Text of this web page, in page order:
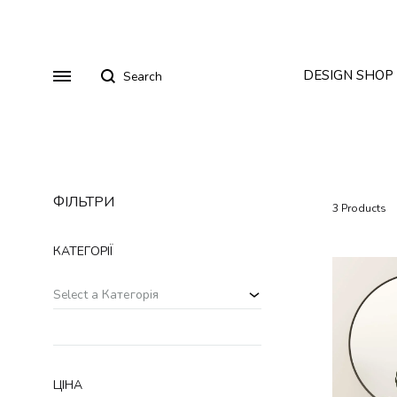
MenuSearch
Accessories
DESIGN SHOP
Стільці
Столи
Дивани
Столи
Будуарні столи
Стільці
3 Products
ФІЛЬТРИ
КАТЕГОРІЇ
Select a Категорія
ЦІНА